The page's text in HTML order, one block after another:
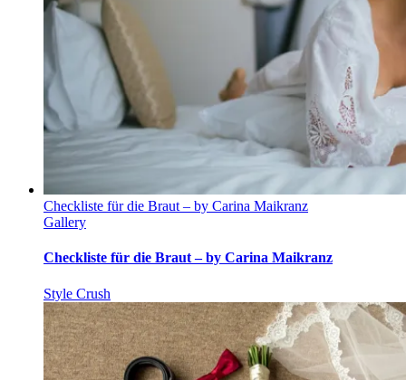
Checkliste für die Braut – by Carina Maikranz
Gallery
Checkliste für die Braut – by Carina Maikranz
Style Crush